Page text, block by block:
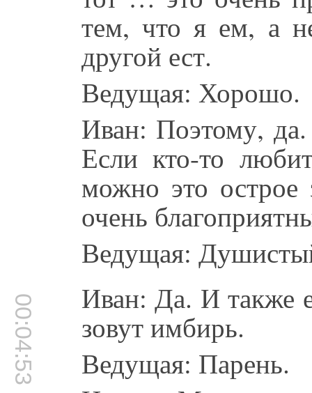
тем, что я ем, а
другой ест.
Ведущая: Хорошо.
Иван: Поэтому, да.
Если кто-то
можно это
очень
Ведущая:
00:04:53 Иван: Да. И также
зовут имбирь.
Ведущая: Парень.